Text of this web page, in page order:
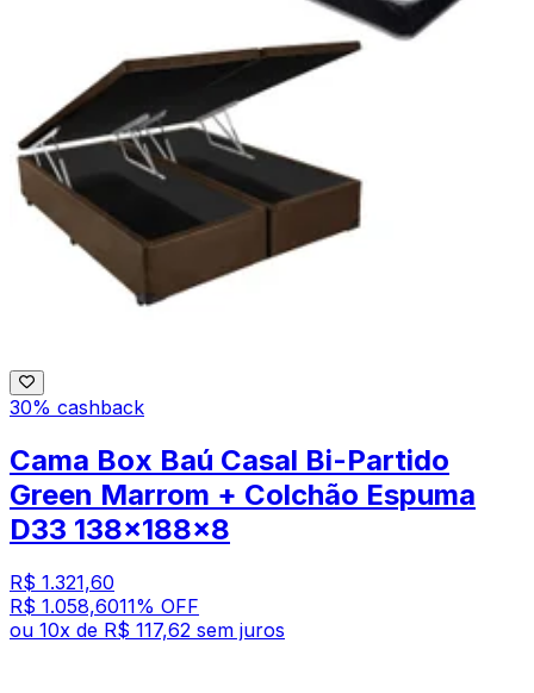
30% cashback
Cama Box Baú Casal Bi-Partido
Green Marrom + Colchão Espuma
D33 138x188x8
R$ 1.321,60
R$ 1.058,6011% OFF
ou 10x de R$ 117,62 sem juros